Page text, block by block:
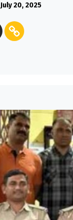
July 20, 2025